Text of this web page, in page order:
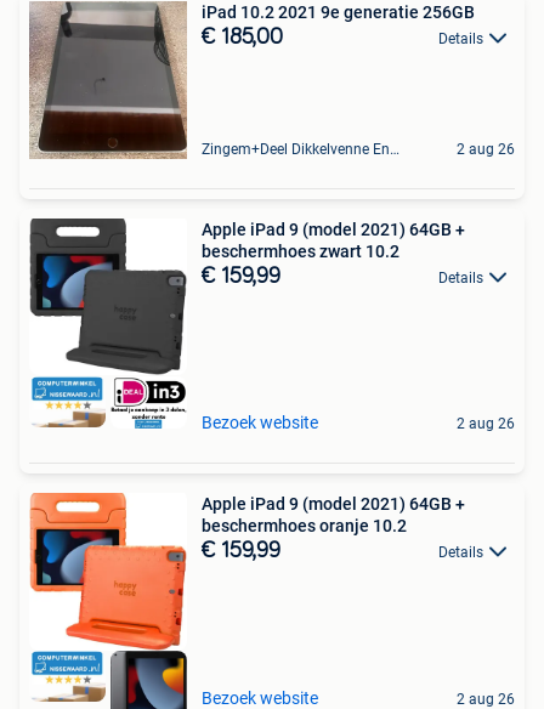
iPad 10.2 2021 9e generatie 256GB
€ 185,00 Details
Zingem+Deel Dikkelvenne En Nederzwalm-Hermelgem 2 aug 26
Apple iPad 9 (model 2021) 64GB +
beschermhoes zwart 10.2
€ 159,99 Details
Bezoek website 2 aug 26
Apple iPad 9 (model 2021) 64GB +
beschermhoes oranje 10.2
€ 159,99 Details
Bezoek website 2 aug 26